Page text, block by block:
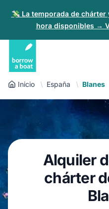
💸 La temporada de
hora disponibles →
Iniciar sesión
Regístrate
Para partners
EUR
Złoty
Inicio España Blanes
Alquiler
chárter